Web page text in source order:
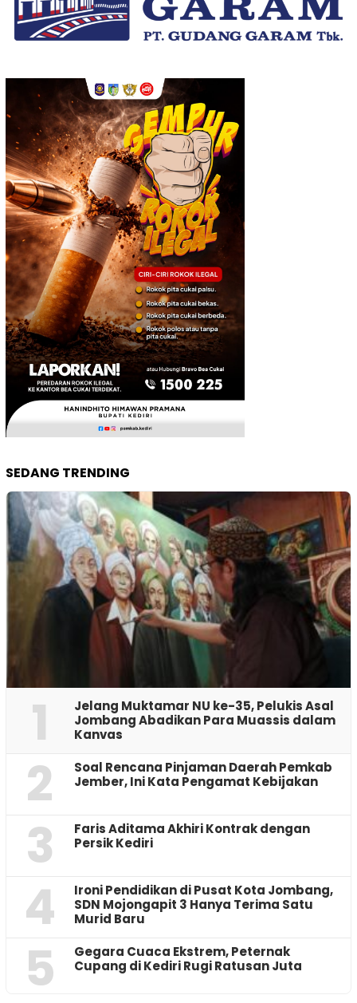
SEDANG TRENDING
1
Jelang Muktamar NU ke-35, Pelukis Asal
Jombang Abadikan Para Muassis dalam
Kanvas
2
‎Soal Rencana Pinjaman Daerah Pemkab
Jember, Ini Kata Pengamat Kebijakan ‎
3
Faris Aditama Akhiri Kontrak dengan
Persik Kediri
4
Ironi Pendidikan di Pusat Kota Jombang,
SDN Mojongapit 3 Hanya Terima Satu
Murid Baru
5
‎Gegara Cuaca Ekstrem, Peternak
Cupang di Kediri Rugi Ratusan Juta